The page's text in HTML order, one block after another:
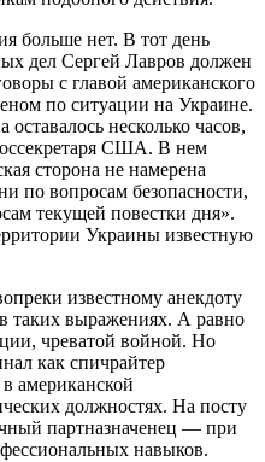
больше нет. В тот день
дел Сергей Лавров должен
с главой американского
по ситуации на Украине.
оставалось несколько часов,
США. В нем
сторона не намерена
по вопросам безопасности,
текущей повестки дня».
Украины известную
известному анекдоту
выражениях. А равно
чреватой войной. Но
как спичрайтер
американской
должностях. На посту
партназначенец — при
навыков.